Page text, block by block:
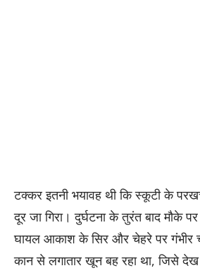
​टक्कर इतनी भयावह थी कि स्कूटी के
दूर जा गिरा। दुर्घटना के तुरंत बाद मौके पर
घायल आकाश के सिर और चेहरे पर
कान से लगातार खून बह रहा था, जिसे देख